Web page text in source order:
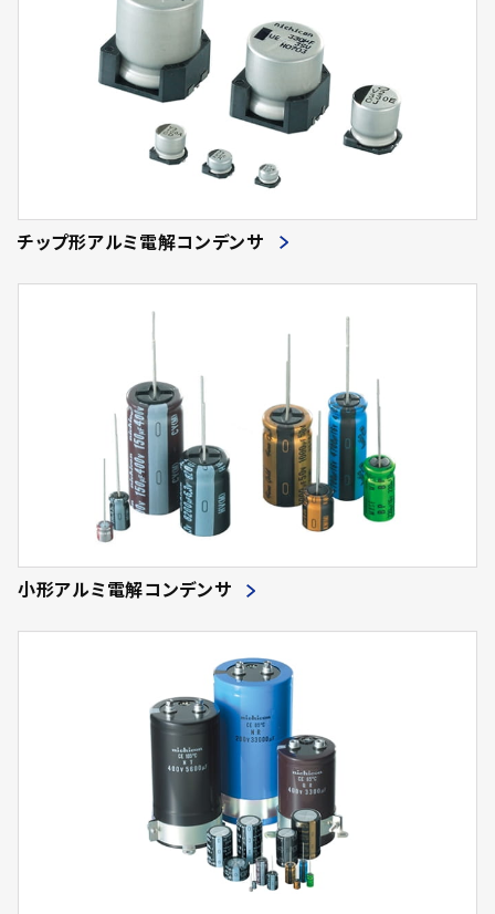
チップ形アルミ電解コンデンサ
小形アルミ電解コンデンサ